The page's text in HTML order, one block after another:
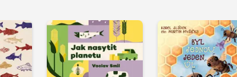
Přehrát
ukázku
Přehrát
ukázku